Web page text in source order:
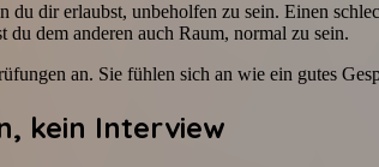
du dir erlaubst, unbeholfen zu sein. Einen
dem anderen auch Raum, normal zu sein.
an. Sie fühlen sich an wie ein gutes
kein Interview